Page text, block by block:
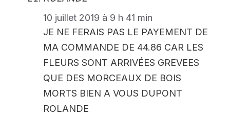
10 juillet 2019 à 9 h 41 min
JE NE FERAIS PAS LE PAYEMENT DE
MA COMMANDE DE 44.86 CAR LES
FLEURS SONT ARRIVÉES GREVEES
QUE DES MORCEAUX DE BOIS
MORTS BIEN A VOUS DUPONT
ROLANDE